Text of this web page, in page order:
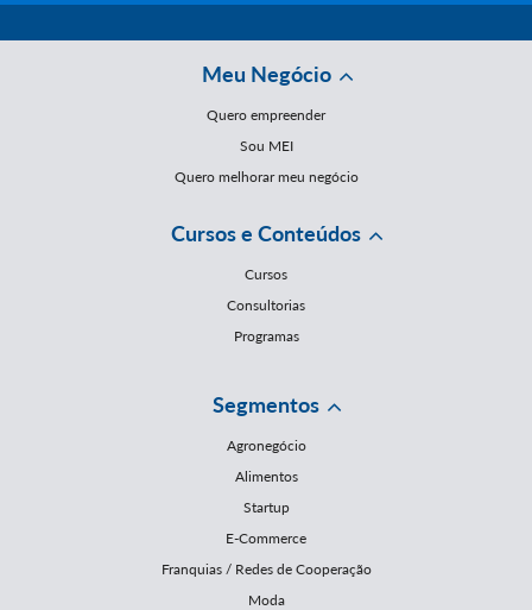
Meu Negócio
Quero empreender
Sou MEI
Quero melhorar meu negócio
Cursos e Conteúdos
Cursos
Consultorias
Programas
Segmentos
Agronegócio
Alimentos
Startup
E-Commerce
Franquias / Redes de Cooperação
Moda